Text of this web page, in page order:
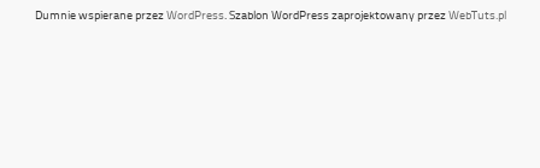
Dumnie wspierane przezWordPress. Szablon WordPress zaprojektowany przezWebTuts.pl